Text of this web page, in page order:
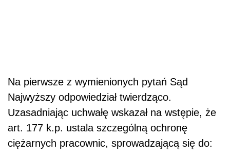
Na pierwsze z wymienionych pytań Sąd
Najwyższy odpowiedział twierdząco.
Uzasadniając uchwałę wskazał na wstępie, że
art. 177 k.p. ustala szczególną ochronę
ciężarnych pracownic, sprowadzającą się do: